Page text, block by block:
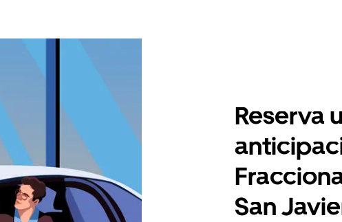
Reserva
San